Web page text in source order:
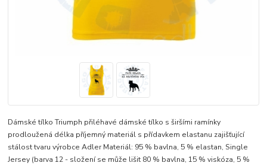
Dámské tílko Triumph přiléhavé dámské tílko s širšími ramínky
prodloužená délka příjemný materiál s přídavkem elastanu zajišťující
stálost tvaru výrobce Adler Materiál: 95 % bavlna, 5 % elastan, Single
Jersey (barva 12 - složení se může lišit 80 % bavlna, 15 % viskóza, 5 %